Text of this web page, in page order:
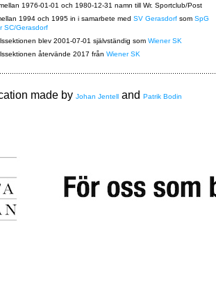
1976-01-01 och 1980-12-31 namn till Wr. Sportclub/Post
1994 och 1995 in i samarbete med SV Gerasdorf som SpG
SC/Gerasdorf
blev 2001-07-01 självständig som Wiener SK
återvände 2017 från Wiener SK
made by Johan Jentell and Patrik Bodin